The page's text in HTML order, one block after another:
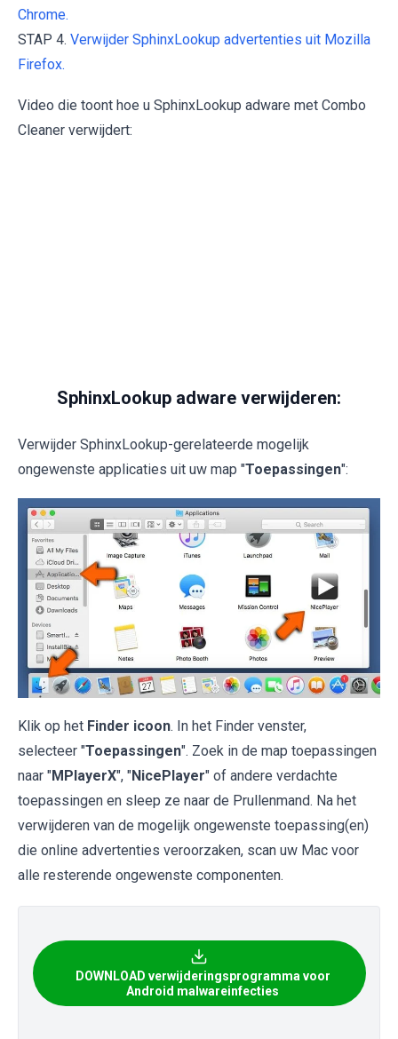
Chrome.
STAP 4. Verwijder SphinxLookup advertenties uit Mozilla
Firefox.
Video die toont hoe u SphinxLookup adware met Combo
Cleaner verwijdert:
SphinxLookup adware verwijderen:
Verwijder SphinxLookup-gerelateerde mogelijk
ongewenste applicaties uit uw map "Toepassingen":
Klik op het Finder icoon. In het Finder venster,
selecteer "Toepassingen". Zoek in de map toepassingen
naar "MPlayerX", "NicePlayer" of andere verdachte
toepassingen en sleep ze naar de Prullenmand. Na het
verwijderen van de mogelijk ongewenste toepassing(en)
die online advertenties veroorzaken, scan uw Mac voor
alle resterende ongewenste componenten.
DOWNLOAD verwijderingsprogramma voor
Android malwareinfecties